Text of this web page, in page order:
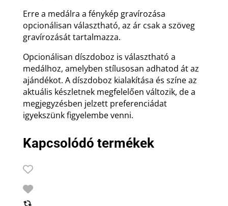
Erre a medálra a fénykép gravírozása
opcionálisan választható, az ár csak a szöveg
gravírozását tartalmazza.
Opcionálisan díszdoboz is választható a
medálhoz, amelyben stílusosan adhatod át az
ajándékot. A díszdoboz kialakítása és színe az
aktuális készletnek megfelelően változik, de a
megjegyzésben jelzett preferenciádat
igyekszünk figyelembe venni.
Kapcsolódó termékek